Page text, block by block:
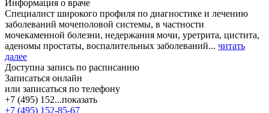
Информация о враче
Специалист широкого профиля по диагностике и лечению
заболеваний мочеполовой системы, в частности
мочекаменной болезни, недержания мочи, уретрита, цистита,
аденомы простаты, воспалительных заболеваний... читать
далее
Доступна запись по расписанию
Записаться онлайн
или записаться по телефону
+7 (495) 152...показать
+7 (495) 152-85-67